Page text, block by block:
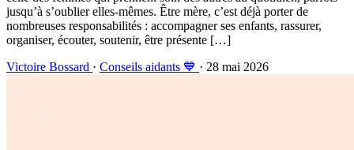
jusqu’à s’oublier elles-mêmes. Être mère, c’est déjà porter de
nombreuses responsabilités : accompagner ses enfants, rassurer,
organiser, écouter, soutenir, être présente […]
Victoire Bossard · Conseils aidants 💙 · 28 mai 2026